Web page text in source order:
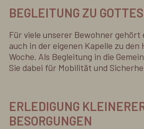
BEGLEITUNG ZU
Für viele unserer Bewohner gehört
auch in der eigenen Kapelle zu
Woche. Als Begleitung in die
Sie dabei für Mobilität und
ERLEDIGUNG
BESORGUNGEN